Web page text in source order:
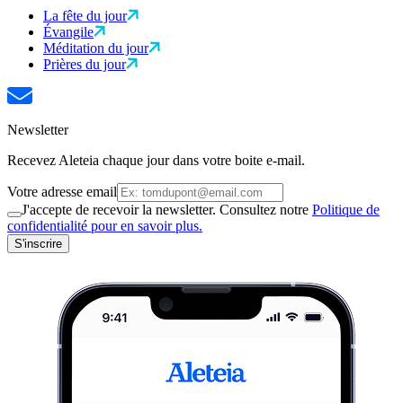
La fête du jour
Évangile
Méditation du jour
Prières du jour
Newsletter
Recevez Aleteia chaque jour dans votre boite e-mail.
Votre adresse email
J'accepte de recevoir la newsletter. Consultez notre Politique de
confidentialité pour en savoir plus.
S'inscrire